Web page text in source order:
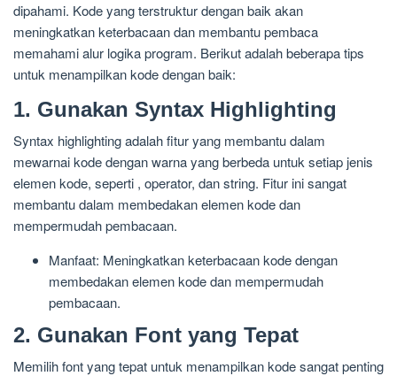
dipahami. Kode yang terstruktur dengan baik akan
meningkatkan keterbacaan dan membantu pembaca
memahami alur logika program. Berikut adalah beberapa tips
untuk menampilkan kode dengan baik:
1. Gunakan Syntax Highlighting
Syntax highlighting adalah fitur yang membantu dalam
mewarnai kode dengan warna yang berbeda untuk setiap jenis
elemen kode, seperti , operator, dan string. Fitur ini sangat
membantu dalam membedakan elemen kode dan
mempermudah pembacaan.
Manfaat: Meningkatkan keterbacaan kode dengan
membedakan elemen kode dan mempermudah
pembacaan.
2. Gunakan Font yang Tepat
Memilih font yang tepat untuk menampilkan kode sangat penting